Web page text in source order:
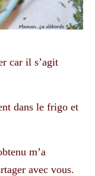
car il s’agit
dans le frigo et
m’a
avec vous.